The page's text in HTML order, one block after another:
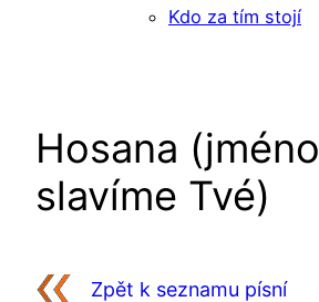
Kdo za tím stojí
Hosana (jméno
slavíme Tvé)
Zpět k seznamu písní